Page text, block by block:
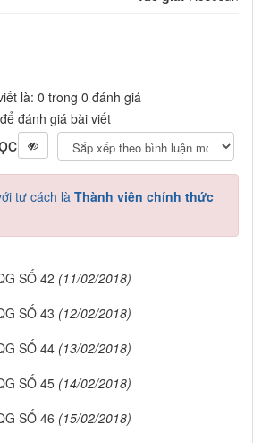
là: 0 trong 0 đánh giá
đánh giá bài viết
tư cách là Thành viên chính thức
SỐ 42 (11/02/2018)
SỐ 43 (12/02/2018)
SỐ 44 (13/02/2018)
SỐ 45 (14/02/2018)
SỐ 46 (15/02/2018)